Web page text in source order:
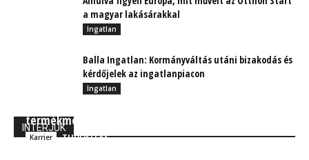
a magyar lakásárakkal
Ingatlan
Balla Ingatlan: Kormányváltás utáni bizakodás és
kérdőjelek az ingatlanpiacon
Ingatlan
INTERJÚK
termékmegoldások
Karrier TUDÓSÍTÁS